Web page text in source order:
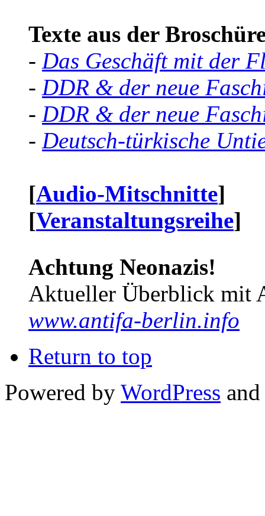
Texte aus der
- Das Geschäft mit der
- DDR & der neue
- DDR & der neue
- Deutsch-türkische
[Audio-Mitschnitte]
[Veranstaltungsreihe]
Achtung Neonazis!
Aktueller Überblick mit
www.antifa-berlin.info
Return to top
Powered by WordPress